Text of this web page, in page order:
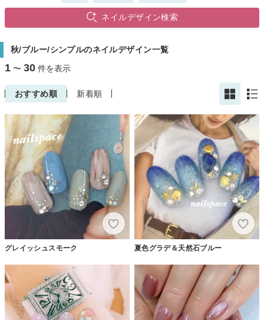
ネイルデザイン検索
秋/ブルー/シンプルのネイルデザイン一覧
1 〜 30 件を表示
おすすめ順 新着順
グレイッシュスモーク 夏色グラデ＆天然石ブルー